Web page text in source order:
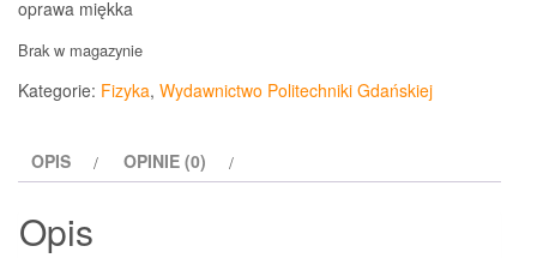
oprawa miękka
Brak w magazynie
Kategorie: Fizyka, Wydawnictwo Politechniki Gdańskiej
OPIS OPINIE (0)
Opis